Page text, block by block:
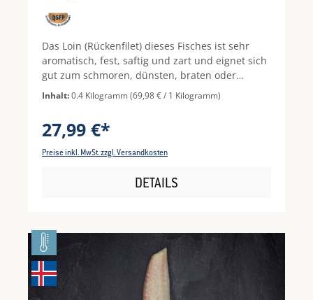
Das Loin (Rückenfilet) dieses Fisches ist sehr
aromatisch, fest, saftig und zart und eignet sich
gut zum schmoren, dünsten, braten oder
backen.
Inhalt:0.4 Kilogramm(69,98 € / 1 Kilogramm)
27,99 €*
Preise inkl. MwSt. zzgl. Versandkosten
DETAILS